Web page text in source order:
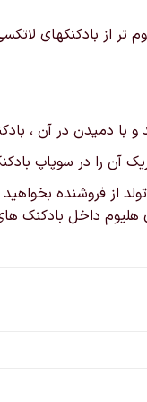
از بادکنکهای لاتکسی
با دمیدن در آن ،
را در سوپاپ
از فروشنده بخواهید
هلیوم داخل بادکنک